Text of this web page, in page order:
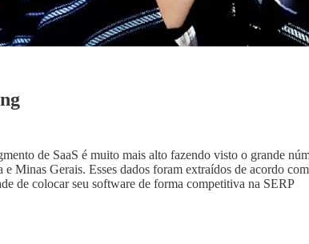
de SaaS é muito mais alto fazendo visto o grande
Minas Gerais. Esses dados foram extraídos de acordo
de colocar seu software de forma competitiva na SERP